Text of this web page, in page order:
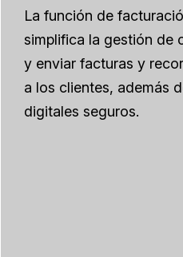
La función de
simplifica la gestión de
y enviar facturas y
a los clientes, además
digitales seguros.